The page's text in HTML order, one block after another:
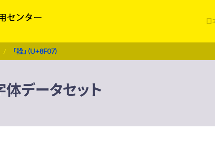
日
「輇」（U+8F07）
体データセット